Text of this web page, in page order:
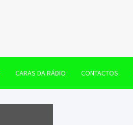
CARAS DA RÁDIO CONTACTOS